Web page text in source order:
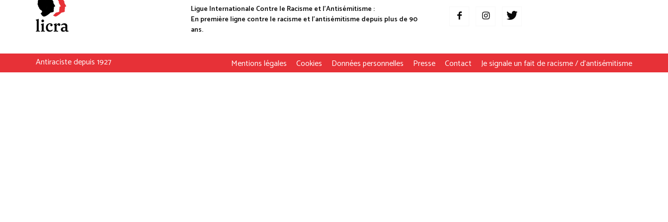
Ligue Internationale Contre le Racisme et l'Antisémitisme :
En première ligne contre le racisme et l'antisémitisme depuis plus de 90
ans.
Mentions légales Cookies Données personnelles Presse Contact Je signale un fait de racisme / d’antisémitisme
Antiraciste depuis 1927